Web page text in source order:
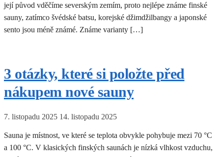
její původ vděčíme severským zemím, proto nejlépe známe finské
sauny, zatímco švédské batsu, korejské džimdžilbangy a japonské
sento jsou méně známé. Známe varianty […]
3 otázky, které si položte před
nákupem nové sauny
7. listopadu 2025 14. listopadu 2025
Sauna je místnost, ve které se teplota obvykle pohybuje mezi 70 °C
a 100 °C. V klasických finských saunách je nízká vlhkost vzduchu,